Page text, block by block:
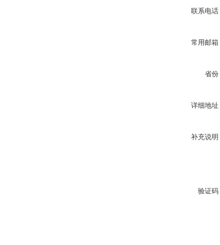
联系电话
常用邮箱
省份
详细地址
补充说明
验证码